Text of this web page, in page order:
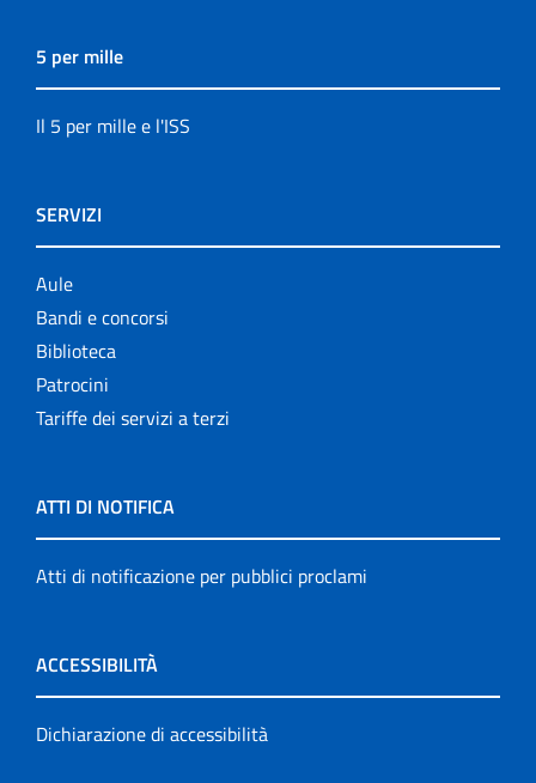
5 per mille
Il 5 per mille e l'ISS
SERVIZI
Aule
Bandi e concorsi
Biblioteca
Patrocini
Tariffe dei servizi a terzi
ATTI DI NOTIFICA
Atti di notificazione per pubblici proclami
ACCESSIBILITÀ
Dichiarazione di accessibilità